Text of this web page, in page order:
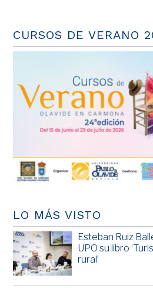
CURSOS DE VERANO
LO MÁS VISTO
Esteban Ruiz
UPO su libro
rural’